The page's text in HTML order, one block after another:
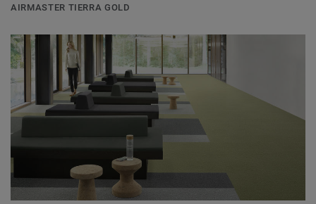
AIRMASTER TIERRA GOLD